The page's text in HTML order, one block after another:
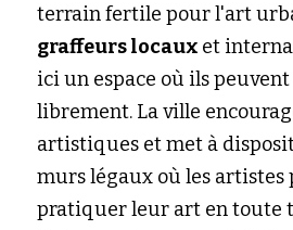
terrain fertile pour l'art
graffeurs locaux et
ici un espace où ils
librement. La ville
artistiques et met à
murs légaux où les artistes
pratiquer leur art en toute